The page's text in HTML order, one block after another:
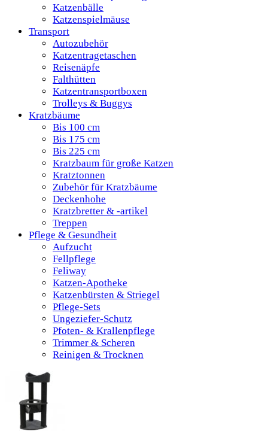
Katzenbälle
Katzenspielmäuse
Transport
Autozubehör
Katzentragetaschen
Reisenäpfe
Falthütten
Katzentransportboxen
Trolleys & Buggys
Kratzbäume
Bis 100 cm
Bis 175 cm
Bis 225 cm
Kratzbaum für große Katzen
Kratztonnen
Zubehör für Kratzbäume
Deckenhohe
Kratzbretter & -artikel
Treppen
Pflege & Gesundheit
Aufzucht
Fellpflege
Feliway
Katzen-Apotheke
Katzenbürsten & Striegel
Pflege-Sets
Ungeziefer-Schutz
Pfoten- & Krallenpflege
Trimmer & Scheren
Reinigen & Trocknen